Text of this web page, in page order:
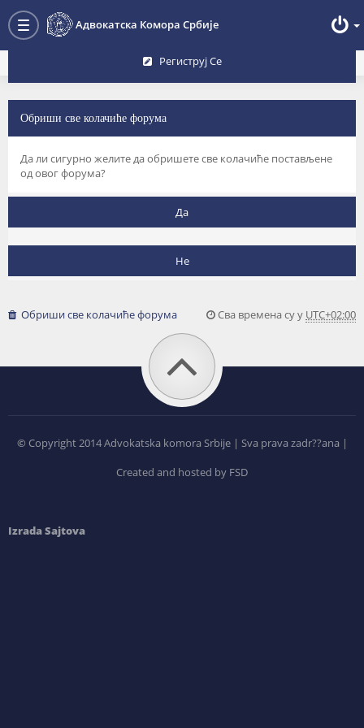
Toggle
Адвокатска Комора Србије
Преглед форума
Региструј Се
Обриши све колачиће форума
Да ли сигурно желите да обришете све колачиће постављене
од овог форума?
Обриши све колачиће форума Сва времена су у UTC+02:00
© Copyright 2014 Advokatska komora Srbije | Sva prava zadr??ana |
Created and hosted by FSD
Izrada Sajtova